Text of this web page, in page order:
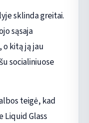
sklinda greitai.
sąsaja
kitą ją jau
socialiniuose
teigė, kad
Liquid Glass